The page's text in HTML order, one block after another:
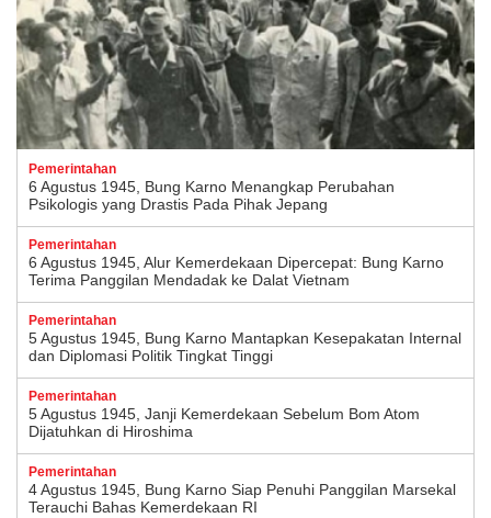
Pemerintahan
6 Agustus 1945, Bung Karno Menangkap Perubahan
Psikologis yang Drastis Pada Pihak Jepang
Pemerintahan
6 Agustus 1945, Alur Kemerdekaan Dipercepat: Bung Karno
Terima Panggilan Mendadak ke Dalat Vietnam
Pemerintahan
5 Agustus 1945, Bung Karno Mantapkan Kesepakatan Internal
dan Diplomasi Politik Tingkat Tinggi
Pemerintahan
5 Agustus 1945, Janji Kemerdekaan Sebelum Bom Atom
Dijatuhkan di Hiroshima
Pemerintahan
4 Agustus 1945, Bung Karno Siap Penuhi Panggilan Marsekal
Terauchi Bahas Kemerdekaan RI